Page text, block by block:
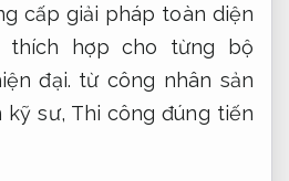
cấp giải pháp toàn diện
thích hợp cho từng bộ
đại. từ công nhân sản
kỹ sư, Thi công đúng tiến